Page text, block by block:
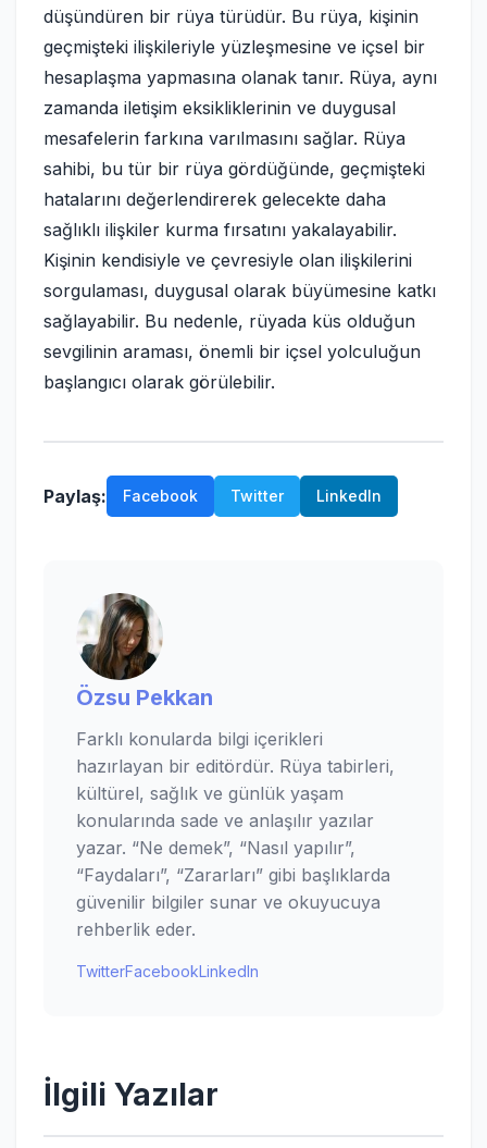
düşündüren bir rüya türüdür. Bu rüya, kişinin
geçmişteki ilişkileriyle yüzleşmesine ve içsel bir
hesaplaşma yapmasına olanak tanır. Rüya, aynı
zamanda iletişim eksikliklerinin ve duygusal
mesafelerin farkına varılmasını sağlar. Rüya
sahibi, bu tür bir rüya gördüğünde, geçmişteki
hatalarını değerlendirerek gelecekte daha
sağlıklı ilişkiler kurma fırsatını yakalayabilir.
Kişinin kendisiyle ve çevresiyle olan ilişkilerini
sorgulaması, duygusal olarak büyümesine katkı
sağlayabilir. Bu nedenle, rüyada küs olduğun
sevgilinin araması, önemli bir içsel yolculuğun
başlangıcı olarak görülebilir.
Paylaş: Facebook Twitter LinkedIn
Özsu Pekkan
Farklı konularda bilgi içerikleri
hazırlayan bir editördür. Rüya tabirleri,
kültürel, sağlık ve günlük yaşam
konularında sade ve anlaşılır yazılar
yazar. “Ne demek”, “Nasıl yapılır”,
“Faydaları”, “Zararları” gibi başlıklarda
güvenilir bilgiler sunar ve okuyucuya
rehberlik eder.
TwitterFacebookLinkedIn
İlgili Yazılar